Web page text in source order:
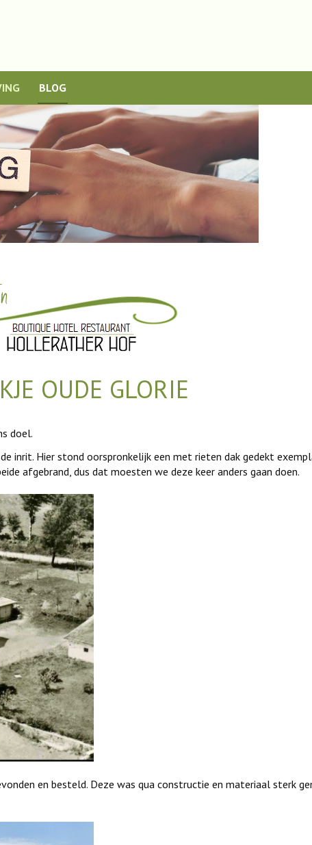
BLOG
OUDE GLORIE
doel.
inrit. Hier stond oorspronkelijk een met rieten dak gedekt
afgebrand, dus dat moesten we deze keer anders gaan doen.
en besteld. Deze was qua constructie en materiaal sterk